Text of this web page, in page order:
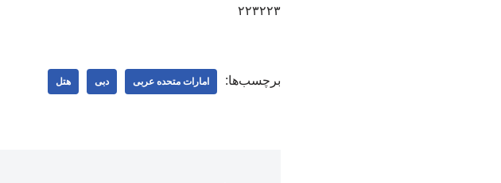
۲۲۳۲۲۳
برچسب‌ها: امارات متحده عربی دبی هتل